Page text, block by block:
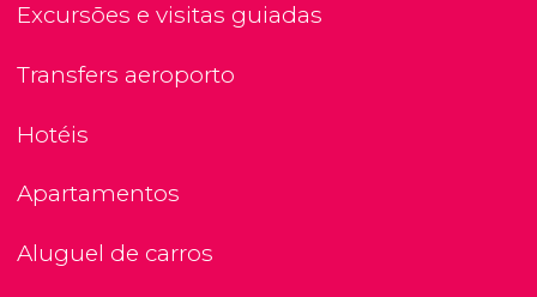
Excursões e visitas guiadas
Transfers aeroporto
Hotéis
Apartamentos
Aluguel de carros